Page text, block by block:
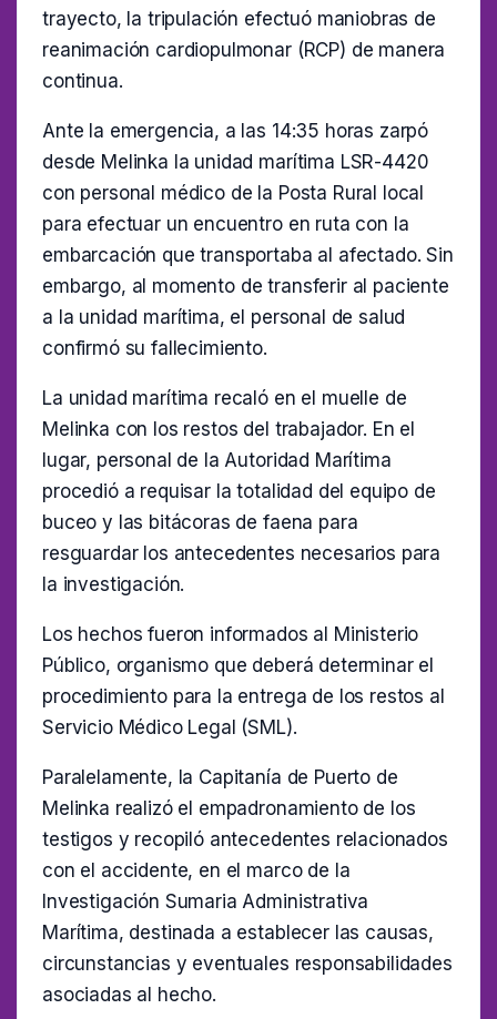
trayecto, la tripulación efectuó maniobras de
reanimación cardiopulmonar (RCP) de manera
continua.
Ante la emergencia, a las 14:35 horas zarpó
desde Melinka la unidad marítima LSR-4420
con personal médico de la Posta Rural local
para efectuar un encuentro en ruta con la
embarcación que transportaba al afectado. Sin
embargo, al momento de transferir al paciente
a la unidad marítima, el personal de salud
confirmó su fallecimiento.
La unidad marítima recaló en el muelle de
Melinka con los restos del trabajador. En el
lugar, personal de la Autoridad Marítima
procedió a requisar la totalidad del equipo de
buceo y las bitácoras de faena para
resguardar los antecedentes necesarios para
la investigación.
Los hechos fueron informados al Ministerio
Público, organismo que deberá determinar el
procedimiento para la entrega de los restos al
Servicio Médico Legal (SML).
Paralelamente, la Capitanía de Puerto de
Melinka realizó el empadronamiento de los
testigos y recopiló antecedentes relacionados
con el accidente, en el marco de la
Investigación Sumaria Administrativa
Marítima, destinada a establecer las causas,
circunstancias y eventuales responsabilidades
asociadas al hecho.